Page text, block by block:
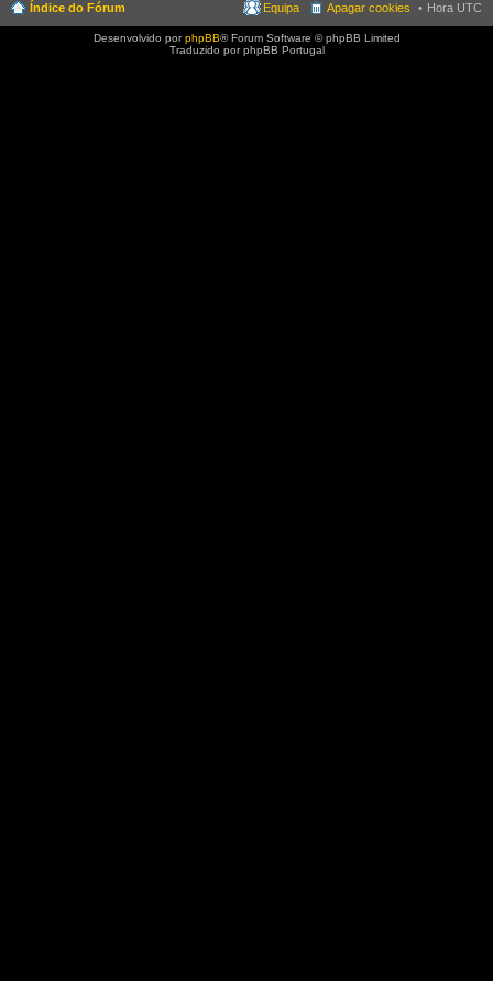
Índice do Fórum Hora UTC
Apagar cookies
Equipa
Desenvolvido porphpBB® Forum Software © phpBB Limited
Traduzido por phpBB Portugal